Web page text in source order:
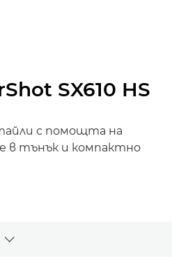
SX610 HS
с помощта на
в тънък и компактно
Toggle breadcrumbs